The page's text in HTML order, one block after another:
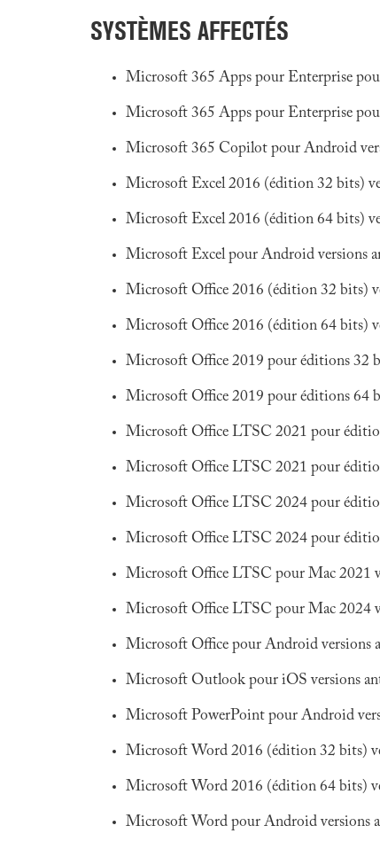
SYSTÈMES AFFECTÉS
Microsoft 365 Apps pour Enterprise
Microsoft 365 Apps pour Enterprise
Microsoft 365 Copilot pour Android
Microsoft Excel 2016 (édition 32 bits)
Microsoft Excel 2016 (édition 64 bits)
Microsoft Excel pour Android versions
Microsoft Office 2016 (édition 32 bits)
Microsoft Office 2016 (édition 64 bits)
Microsoft Office 2019 pour éditions 32
Microsoft Office 2019 pour éditions 64
Microsoft Office LTSC 2021 pour
Microsoft Office LTSC 2021 pour
Microsoft Office LTSC 2024 pour
Microsoft Office LTSC 2024 pour
Microsoft Office LTSC pour Mac 2021
Microsoft Office LTSC pour Mac 2024
Microsoft Office pour Android versions
Microsoft Outlook pour iOS versions
Microsoft PowerPoint pour Android
Microsoft Word 2016 (édition 32 bits)
Microsoft Word 2016 (édition 64 bits)
Microsoft Word pour Android versions